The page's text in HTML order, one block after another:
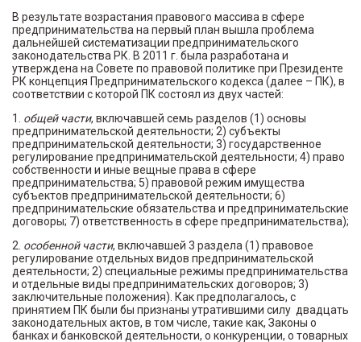
В результате возрастания правового массива в сфере
предпринимательства на первый план вышла проблема
дальнейшей систематизации предпринимательского
законодательства РК. В 2011 г. была разработана и
утверждена на Совете по правовой политике при Президенте
РК концепция Предпринимательского кодекса (далее – ПК), в
соответствии с которой ПК состоял из двух частей:
1. общей части, включавшей семь разделов (1) основы
предпринимательской деятельности; 2) субъекты
предпринимательской деятельности; 3) государственное
регулирование предпринимательской деятельности; 4) право
собственности и иные вещные права в сфере
предпринимательства; 5) правовой режим имущества
субъектов предпринимательской деятельности; 6)
предпринимательские обязательства и предпринимательские
договоры; 7) ответственность в сфере предпринимательства);
2. особенной части, включавшей 3 раздела (1) правовое
регулирование отдельных видов предпринимательской
деятельности; 2) специальные режимы предпринимательства
и отдельные виды предпринимательских договоров; 3)
заключительные положения). Как предполагалось, с
принятием ПК были бы признаны утратившими силу двадцать
законодательных актов, в том числе, такие как, Законы о
банках и банковской деятельности, о конкуренции, о товарных